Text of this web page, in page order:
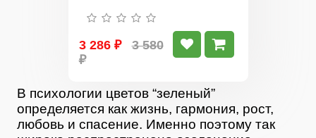
3 286 ₽
3 580
₽
В психологии цветов “зеленый”
определяется как жизнь, гармония, рост,
любовь и спасение. Именно поэтому так